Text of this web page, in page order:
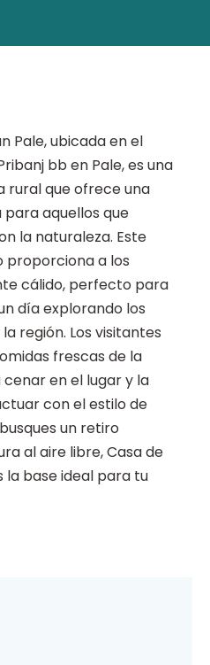
Pale, ubicada en el
bb en Pale, es una
rural que ofrece una
aquellos que
la naturaleza. Este
proporciona a los
cálido, perfecto para
día explorando los
región. Los visitantes
frescas de la
en el lugar y la
con el estilo de
un retiro
al aire libre, Casa de
la base ideal para tu